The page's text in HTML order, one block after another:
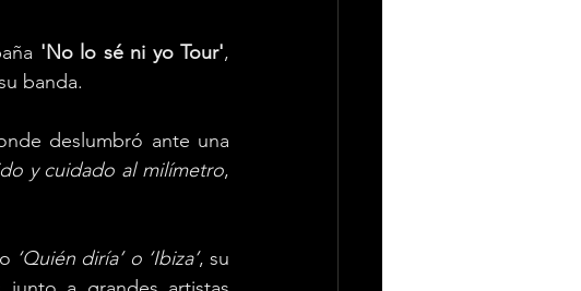
'No lo sé ni yo Tour',
banda.
deslumbró ante una
y cuidado al milímetro,
‘Quién diría’ o ‘Ibiza’, su